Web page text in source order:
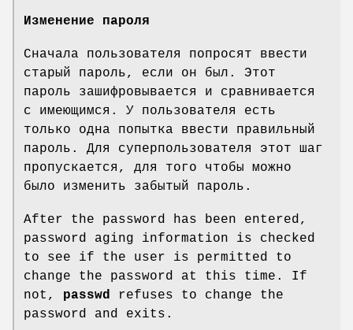
Изменение пароля
Сначала пользователя попросят ввести
старый пароль, если он был. Этот
пароль зашифровывается и сравнивается
с имеющимся. У пользователя есть
только одна попытка ввести правильный
пароль. Для суперпользователя этот шаг
пропускается, для того чтобы можно
было изменить забытый пароль.
After the password has been entered,
password aging information is checked
to see if the user is permitted to
change the password at this time. If
not, passwd refuses to change the
password and exits.